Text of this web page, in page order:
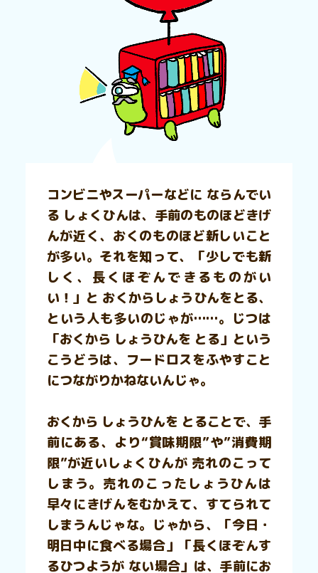
コンビニやスーパーなどに ならんでい
る しょくひんは、手前のものほどきげ
んが近く、おくのものほど新しいこと
が多い。それを知って、「少しでも新
しく、長くほぞんできるものがい
い！」と おくからしょうひんをとる、
という人も多いのじゃが……。じつは
「おくから しょうひんを とる」という
こうどうは、フードロスをふやすこと
につながりかねないんじゃ。
おくから しょうひんを とることで、手
前にある、より“賞味期限”や”消費期
限”が近いしょくひんが 売れのこって
しまう。売れのこったしょうひんは
早々にきげんをむかえて、すてられて
しまうんじゃな。じゃから、「今日・
明日中に食べる場合」「長くほぞんす
るひつようが ない場合」は、手前にお